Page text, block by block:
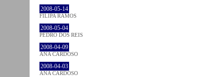
2008-05-14
FILIPA RAMOS
2008-05-04
PEDRO DOS REIS
2008-04-09
ANA CARDOSO
2008-04-03
ANA CARDOSO